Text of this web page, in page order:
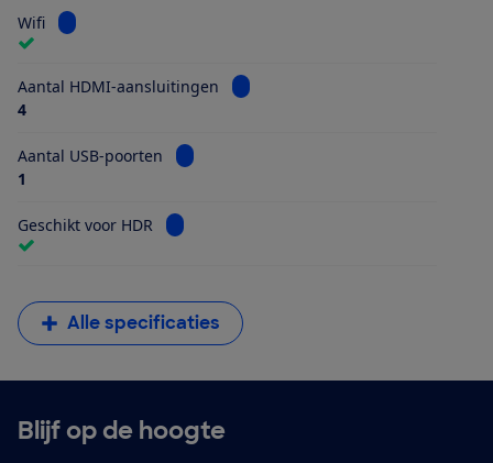
Wifi Bekijk informatie voor Wifi
Aantal HDMI-aansluitingen
Bekijk informatie voor Aantal
4
Aantal USB-poorten
Bekijk informatie voor Aantal USB-poorten
1
Geschikt voor HDR Bekijk informatie voor Geschikt voor HDR
Alle specificaties
Blijf op de hoogte